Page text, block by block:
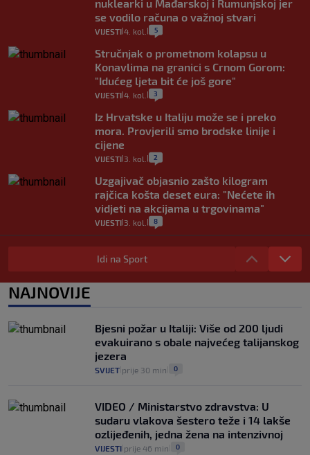
nuklearki u Mađarskoj i Rumunjskoj jer
se vodilo računa o važnoj stvari
VIJESTI 4. kol. 5
Stručnjak o prometnom kolapsu u
Konavlima na granici s Crnom Gorom:
"Idućeg ljeta bit će još gore"
VIJESTI 4. kol. 3
Iz Hrvatske u Italiju može se i preko
mora. Provjerili smo brodske linije i
cijene
VIJESTI 3. kol. 2
Uzgajivač objasnio zašto kilogram
rajčica košta deset eura: "Nećete ih
vidjeti na akcijama u trgovinama"
VIJESTI 3. kol. 8
Selidba je jedno od stresnijih iskustava.
Evo aktualnih cijena i nekoliko savjeta
0
automobilom na Hvar iz Zagreba, a
koliko iz Osijeka
14
Idi na Sport
NAJNOVIJE
Bjesni požar u Italiji: Više od 200 ljudi
evakuirano s obale najvećeg talijanskog
jezera
SVIJET prije 30 min 0
VIDEO / Ministarstvo zdravstva: U
sudaru vlakova šestero teže i 14 lakše
ozlijeđenih, jedna žena na intenzivnoj
VIJESTI prije 46 min 0